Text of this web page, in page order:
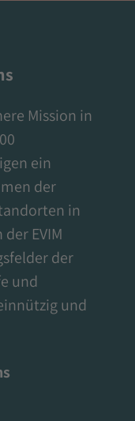
Mission in
ein
der
in
EVIM
der
und
und